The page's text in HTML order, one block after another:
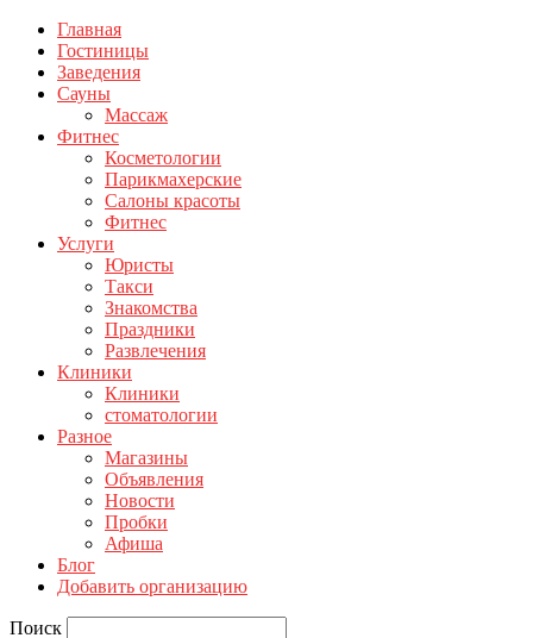
Главная
Гостиницы
Заведения
Сауны
Массаж
Фитнес
Косметологии
Парикмахерские
Салоны красоты
Фитнес
Услуги
Юристы
Такси
Знакомства
Праздники
Развлечения
Клиники
Клиники
стоматологии
Разное
Магазины
Объявления
Новости
Пробки
Афиша
Блог
Добавить организацию
Поиск